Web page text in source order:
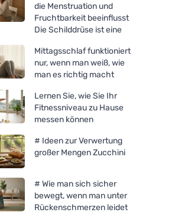
die Menstruation und
Fruchtbarkeit beeinflusst
Die Schilddrüse ist eine
Mittagsschlaf funktioniert
nur, wenn man weiß, wie
man es richtig macht
Lernen Sie, wie Sie Ihr
Fitnessniveau zu Hause
messen können
# Ideen zur Verwertung
großer Mengen Zucchini
# Wie man sich sicher
bewegt, wenn man unter
Rückenschmerzen leidet